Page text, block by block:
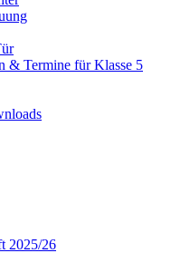
& Termine für Klasse 5
2025/26